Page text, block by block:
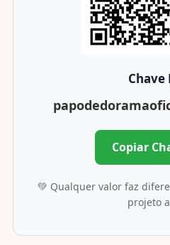
Chave
Copiar
💚 Qualquer valor faz
projeto